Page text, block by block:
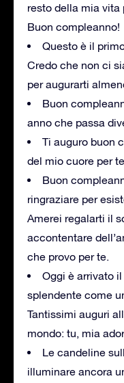
resto della mia vita
Buon compleanno!
Questo è il
Credo che non ci
per augurarti
Buon
anno che passa
Ti auguro buon
del mio cuore per
Buon
ringraziare per
Amerei regalarti il
accontentare
che provo per te.
Oggi è arrivato
splendente come
Tantissimi auguri
mondo: tu, mia
Le candeline
illuminare ancora